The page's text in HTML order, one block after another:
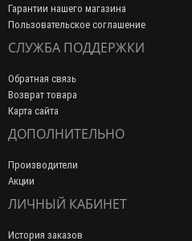
Гарантии нашего магазина
Пользовательское соглашение
СЛУЖБА ПОДДЕРЖКИ
Обратная связь
Возврат товара
Карта сайта
ДОПОЛНИТЕЛЬНО
Производители
Акции
ЛИЧНЫЙ КАБИНЕТ
История заказов